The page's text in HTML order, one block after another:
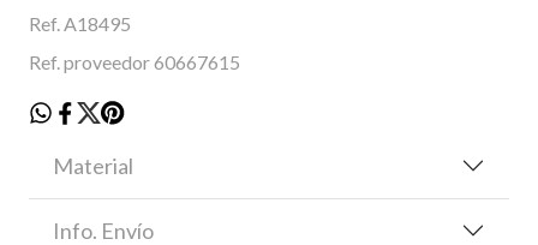
Ref. A18495
Ref. proveedor 60667615
Material
Info. Envío